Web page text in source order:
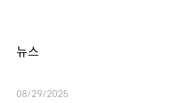
뉴스
08/29/2025